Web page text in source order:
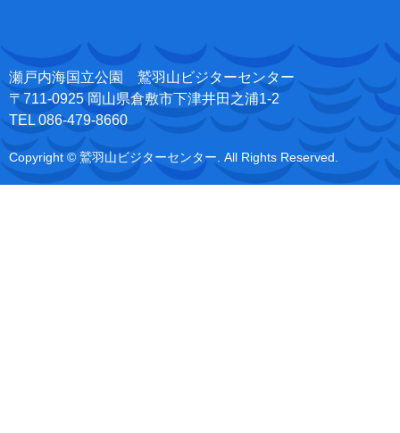
瀬戸内海国立公園 鷲羽山ビジターセンター
〒711-0925 岡山県倉敷市下津井田之浦1-2
TEL 086-479-8660
Copyright © 鷲羽山ビジターセンター. All Rights Reserved.